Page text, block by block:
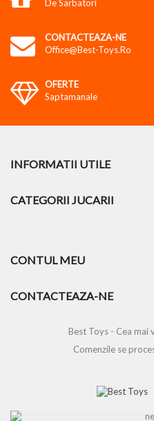
De Sarbatori
CONTACTEAZA-NE
Office@best-Toys.ro
OFERTE
Saptamanale
INFORMATII UTILE
CATEGORII JUCARII
CONTUL MEU
CONTACTEAZA-NE
Best Toys - Cea mai
Comenzile se